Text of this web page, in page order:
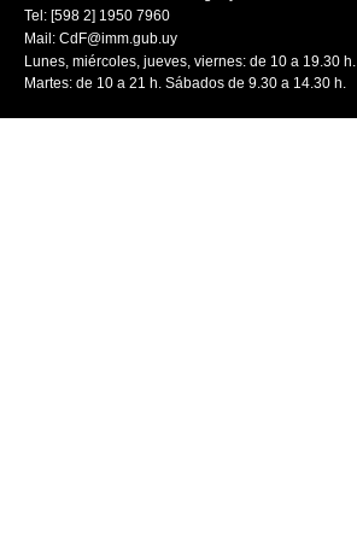
Tel: [598 2] 1950 7960
Mail: CdF@imm.gub.uy
Lunes, miércoles, jueves, viernes: de 10 a 19.30 h.
Martes: de 10 a 21 h. Sábados de 9.30 a 14.30 h.